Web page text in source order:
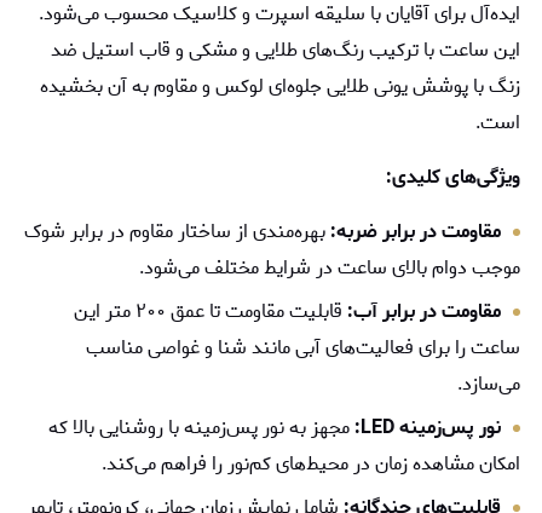
ایده‌آل برای آقایان با سلیقه اسپرت و کلاسیک محسوب می‌شود.
این ساعت با ترکیب رنگ‌های طلایی و مشکی و قاب استیل ضد
زنگ با پوشش یونی طلایی جلوه‌ای لوکس و مقاوم به آن بخشیده
است.
ویژگی‌های کلیدی:
مقاومت در برابر ضربه:بهره‌مندی از ساختار مقاوم در برابر شوک
موجب دوام بالای ساعت در شرایط مختلف می‌شود.
مقاومت در برابر آب:
قابلیت مقاومت تا عمق ۲۰۰ متر این
ساعت را برای فعالیت‌های آبی مانند شنا و غواصی مناسب
می‌سازد.
نور پس‌زمینه LED:
مجهز به نور پس‌زمینه با روشنایی بالا که
امکان مشاهده زمان در محیط‌های کم‌نور را فراهم می‌کند.